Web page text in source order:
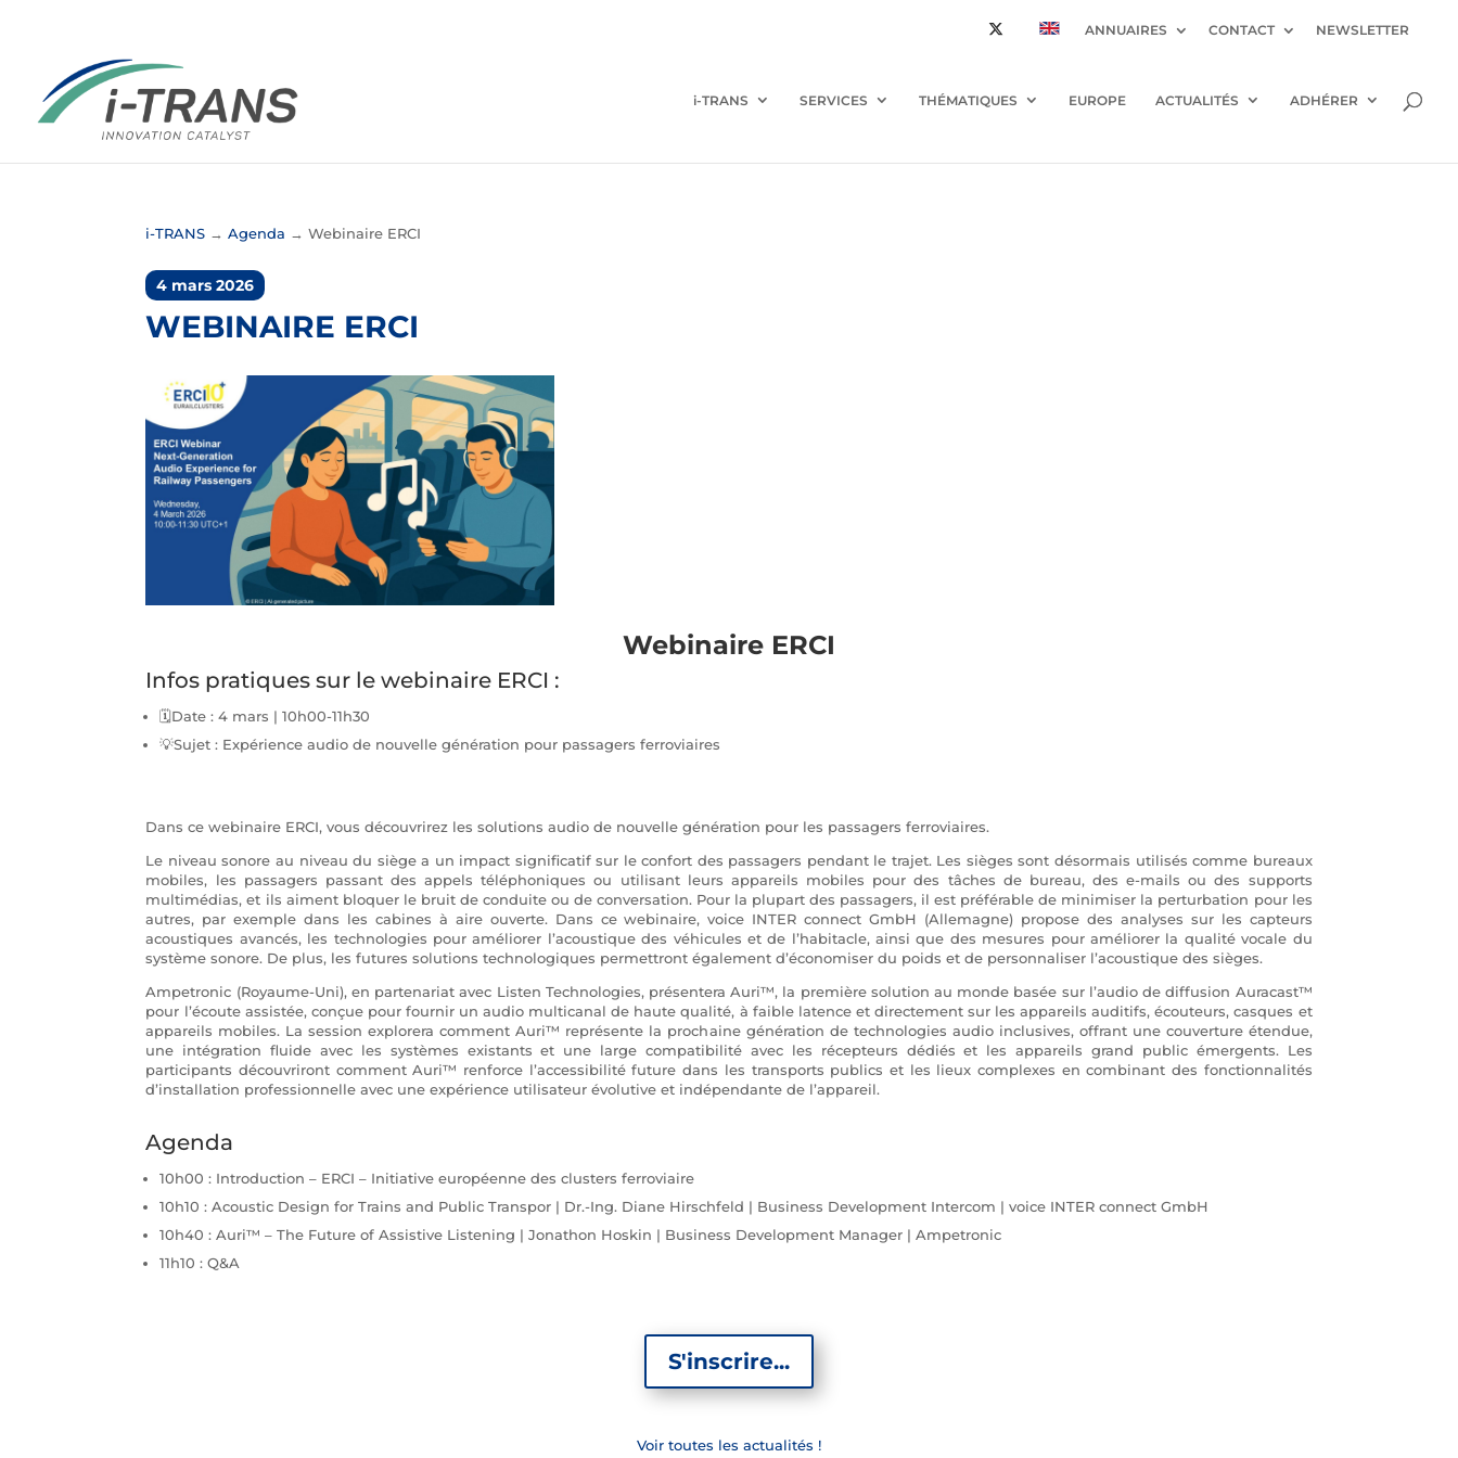
ANNUAIRES CONTACT NEWSLETTER
i-TRANS SERVICES THÉMATIQUES EUROPE ACTUALITÉS ADHÉRER
i-TRANS →Agenda →Webinaire ERCI
4 mars 2026
WEBINAIRE ERCI
Webinaire ERCI
Infos pratiques sur le webinaire ERCI :
🗓️Date : 4 mars | 10h00-11h30
💡Sujet : Expérience audio de nouvelle génération pour passagers ferroviaires
Dans ce webinaire ERCI, vous découvrirez les solutions audio de nouvelle génération pour les passagers ferroviaires.
Le niveau sonore au niveau du siège a un impact significatif sur le confort des passagers pendant le trajet. Les sièges sont désormais utilisés comme bureaux
mobiles, les passagers passant des appels téléphoniques ou utilisant leurs appareils mobiles pour des tâches de bureau, des e-mails ou des supports
multimédias, et ils aiment bloquer le bruit de conduite ou de conversation. Pour la plupart des passagers, il est préférable de minimiser la perturbation pour les
autres, par exemple dans les cabines à aire ouverte. Dans ce webinaire, voice INTER connect GmbH (Allemagne) propose des analyses sur les capteurs
acoustiques avancés, les technologies pour améliorer l’acoustique des véhicules et de l’habitacle, ainsi que des mesures pour améliorer la qualité vocale du
système sonore. De plus, les futures solutions technologiques permettront également d’économiser du poids et de personnaliser l’acoustique des sièges.
Ampetronic (Royaume-Uni), en partenariat avec Listen Technologies, présentera Auri™, la première solution au monde basée sur l’audio de diffusion Auracast™
pour l’écoute assistée, conçue pour fournir un audio multicanal de haute qualité, à faible latence et directement sur les appareils auditifs, écouteurs, casques et
appareils mobiles. La session explorera comment Auri™ représente la prochaine génération de technologies audio inclusives, offrant une couverture étendue,
une intégration fluide avec les systèmes existants et une large compatibilité avec les récepteurs dédiés et les appareils grand public émergents. Les
participants découvriront comment Auri™ renforce l’accessibilité future dans les transports publics et les lieux complexes en combinant des fonctionnalités
d’installation professionnelle avec une expérience utilisateur évolutive et indépendante de l’appareil.
Agenda
10h00 : Introduction – ERCI – Initiative européenne des clusters ferroviaire
10h10 : Acoustic Design for Trains and Public Transpor | Dr.-Ing. Diane Hirschfeld | Business Development Intercom | voice INTER connect GmbH
10h40 : Auri™ – The Future of Assistive Listening | Jonathon Hoskin | Business Development Manager | Ampetronic
11h10 : Q&A
S'inscrire...
Voir toutes les actualités !